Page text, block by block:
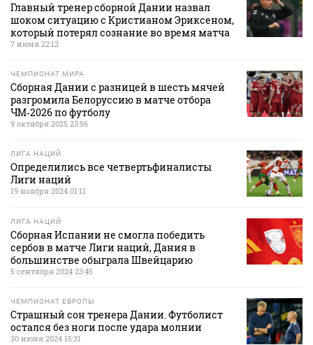
Главный тренер сборной Дании назвал
шоком ситуацию с Кристианом Эриксеном,
который потерял сознание во время матча
7 июня 22:12
ЧЕМПИОНАТ МИРА
Сборная Дании с разницей в шесть мячей
разгромила Белоруссию в матче отбора
ЧМ‑2026 по футболу
9 октября 2025 23:56
ЛИГА НАЦИЙ
Определились все четвертьфиналисты
Лиги наций
19 ноября 2024 01:11
ЛИГА НАЦИЙ
Сборная Испании не смогла победить
сербов в матче Лиги наций, Дания в
большинстве обыграла Швейцарию
5 сентября 2024 23:45
ЧЕМПИОНАТ ЕВРОПЫ
Страшный сон тренера Дании. Футболист
остался без ноги после удара молнии
30 июня 2024 15:31